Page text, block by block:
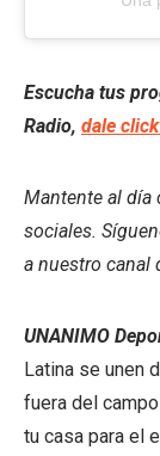
Escucha tus
Radio, dale
Mantente al día
sociales.
a nuestro canal
UNANIMO
Latina se unen
fuera del
tu casa para el